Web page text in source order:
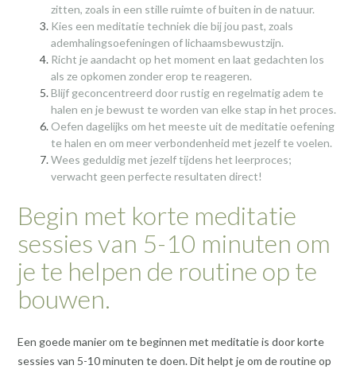
zitten, zoals in een stille ruimte of buiten in de natuur.
Kies een meditatie techniek die bij jou past, zoals
ademhalingsoefeningen of lichaamsbewustzijn.
Richt je aandacht op het moment en laat gedachten los
als ze opkomen zonder erop te reageren.
Blijf geconcentreerd door rustig en regelmatig adem te
halen en je bewust te worden van elke stap in het proces.
Oefen dagelijks om het meeste uit de meditatie oefening
te halen en om meer verbondenheid met jezelf te voelen.
Wees geduldig met jezelf tijdens het leerproces;
verwacht geen perfecte resultaten direct!
Begin met korte meditatie
sessies van 5-10 minuten om
je te helpen de routine op te
bouwen.
Een goede manier om te beginnen met meditatie is door korte
sessies van 5-10 minuten te doen. Dit helpt je om de routine op